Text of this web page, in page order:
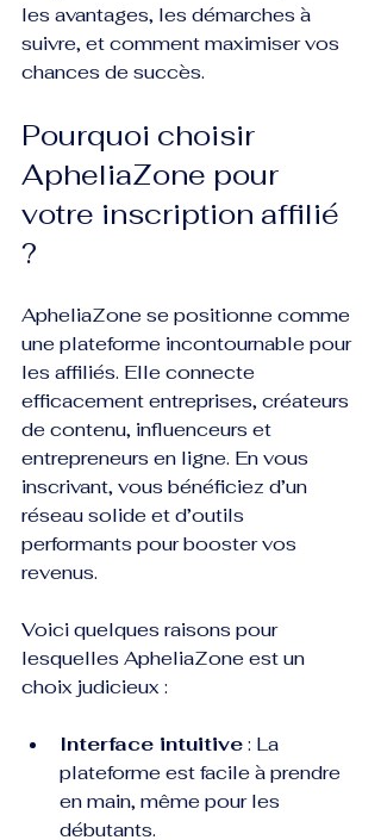
les avantages, les démarches à
suivre, et comment maximiser vos
chances de succès.
Pourquoi choisir
ApheliaZone pour
votre inscription affilié
?
ApheliaZone se positionne comme
une plateforme incontournable pour
les affiliés. Elle connecte
efficacement entreprises, créateurs
de contenu, influenceurs et
entrepreneurs en ligne. En vous
inscrivant, vous bénéficiez d’un
réseau solide et d’outils
performants pour booster vos
revenus.
Voici quelques raisons pour
lesquelles ApheliaZone est un
choix judicieux :
Interface intuitive : La
plateforme est facile à prendre
en main, même pour les
débutants.